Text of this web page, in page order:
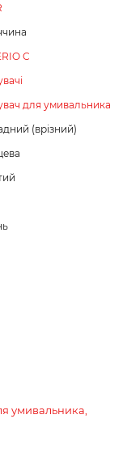
C
для умивальника
(врізний)
умивальника,